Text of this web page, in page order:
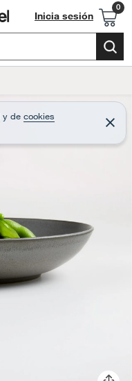
Inicia sesión
y de cookies
C
e
r